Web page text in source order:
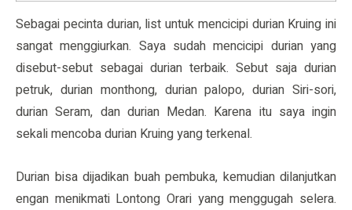
Sebagai pecinta durian, list untuk mencicipi durian Kruing ini
sangat menggiurkan. Saya sudah mencicipi durian yang
disebut-sebut sebagai durian terbaik. Sebut saja durian
petruk, durian monthong, durian palopo, durian Siri-sori,
durian Seram, dan durian Medan. Karena itu saya ingin
sekali mencoba durian Kruing yang terkenal.
Durian bisa dijadikan buah pembuka, kemudian dilanjutkan
engan menikmati Lontong Orari yang menggugah selera.